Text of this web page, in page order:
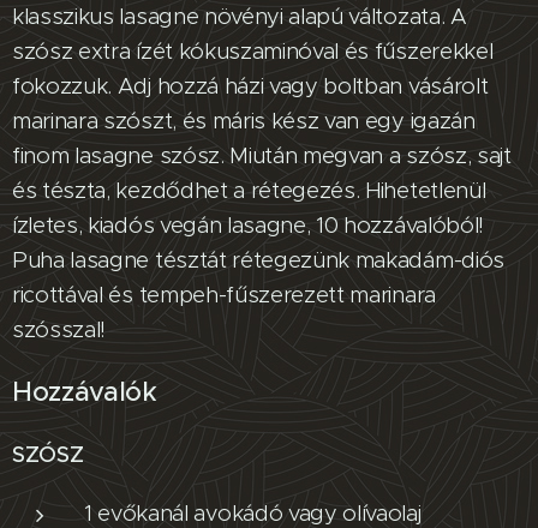
klasszikus lasagne növényi alapú változata. A
szósz extra ízét kókuszaminóval és fűszerekkel
fokozzuk. Adj hozzá házi vagy boltban vásárolt
marinara szószt, és máris kész van egy igazán
finom lasagne szósz. Miután megvan a szósz, sajt
és tészta, kezdődhet a rétegezés. Hihetetlenül
ízletes, kiadós vegán lasagne, 10 hozzávalóból!
Puha lasagne tésztát rétegezünk makadám-diós
ricottával és tempeh-fűszerezett marinara
szósszal!
Hozzávalók
SZÓSZ
1 evőkanál avokádó vagy olívaolaj